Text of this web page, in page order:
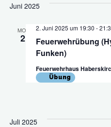
Juni 2025
MO.
2
Feuerwehrübung
Funken)
2. Juni 2025 um 19:30 -
Feuerwehrhaus
Übung
Juli 2025